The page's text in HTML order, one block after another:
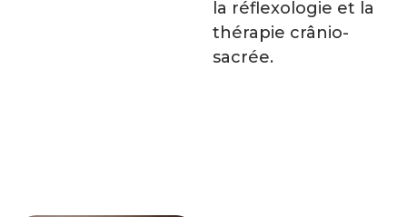
la réflexologie et la
thérapie crânio-
sacrée.